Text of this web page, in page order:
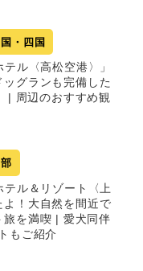
・四国
ル〈高松空港〉」
グランも完備した
| 周辺のおすすめ観
テル＆リゾート〈上
！大自然を間近で
旅を満喫 | 愛犬同伴
もご紹介